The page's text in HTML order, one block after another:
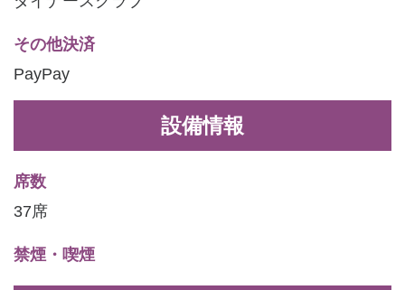
その他決済
PayPay
設備情報
席数
37席
禁煙・喫煙